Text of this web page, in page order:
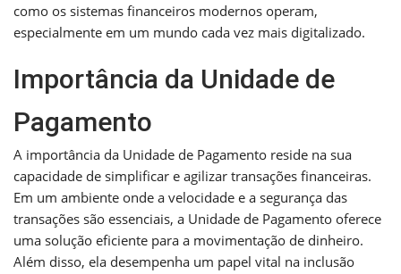
como os sistemas financeiros modernos operam,
especialmente em um mundo cada vez mais digitalizado.
Importância da Unidade de
Pagamento
A importância da Unidade de Pagamento reside na sua
capacidade de simplificar e agilizar transações financeiras.
Em um ambiente onde a velocidade e a segurança das
transações são essenciais, a Unidade de Pagamento oferece
uma solução eficiente para a movimentação de dinheiro.
Além disso, ela desempenha um papel vital na inclusão